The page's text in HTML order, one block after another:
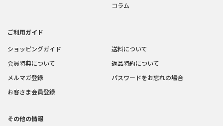
コラム
ご利用ガイド
ショッピングガイド
会員特典について
メルマガ登録
お客さま会員登録
送料について
返品特約について
パスワードをお忘れの場合
その他の情報